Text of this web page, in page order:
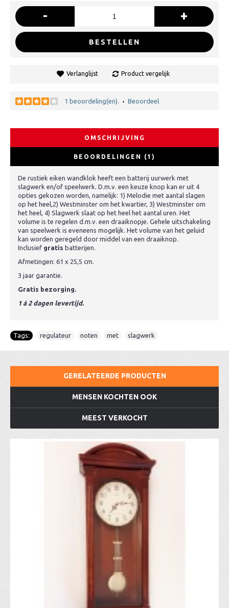
- +
BESTELLEN
Verlanglijst Product vergelijk
1 beoordeling(en). • Beoordeel
OMSCHRIJVING
BEOORDELINGEN (1)
De rustiek eiken wandklok heeft een batterij uurwerk met
slagwerk en/of speelwerk. D.m.v. een keuze knop kan er uit 4
opties gekozen worden, namelijk: 1) Melodie met aantal slagen
op het heel,2) Westminster om het kwartier, 3) Westminster om
het heel, 4) Slagwerk slaat op het heel het aantal uren. Het
volume is te regelen d.m.v. een draaiknopje. Gehele uitschakeling
van speelwerk is eveneens mogelijk. Het volume van het geluid
kan worden geregeld door middel van een draaiknop.
Inclusief gratis batterijen.
Afmetingen: 61 x 25,5 cm.
3 jaar garantie.
Gratis bezorging.
1 á 2 dagen levertijd.
Tags: regulateur noten met slagwerk
GERELATEERDE PRODUCTEN
MENSEN KOCHTEN OOK
MEEST VERKOCHT